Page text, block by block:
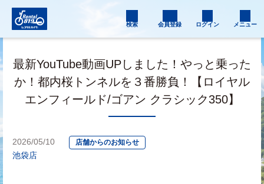
検索 会員登録 ログイン メニュー
最新YouTube動画UPしました！やっと乗った
か！都内桜トンネルを３番勝負！【ロイヤル
エンフィールド/ゴアン クラシック350】
2026/05/10 店舗からのお知らせ
池袋店